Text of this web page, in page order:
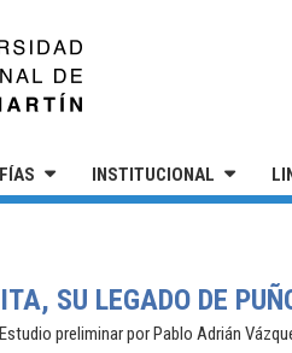
INSTITUCIONAL
SU LEGADO DE
preliminar por Pablo Adrián